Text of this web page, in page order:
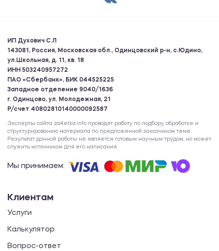
ИП Духович С.Л
143081, Россия, Московская обл., Одинцовский р-н, с.Юдино,
ул.Школьная, д. 11, кв. 18
ИНН 503240957272
ПАО «Сбербанк», БИК 044525225
Западное отделение 9040/1636
г. Одинцово, ул. Молодежная, 21
Р/счет 40802810140000092587
Эксперты сайта za4etka.info проводят работу по подбору, обработке и
структурированию материала по предложенной заказчиком теме.
Результат данной работы не является готовым научным трудом, но может
служить источником для его написания.
Мы принимаем:
Клиентам
Услуги
Калькулятор
Вопрос-ответ